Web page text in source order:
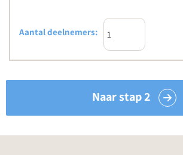
Aantal deelnemers:
Naar stap 2